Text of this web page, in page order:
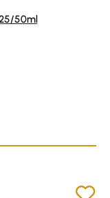
5 Sternen
50ml